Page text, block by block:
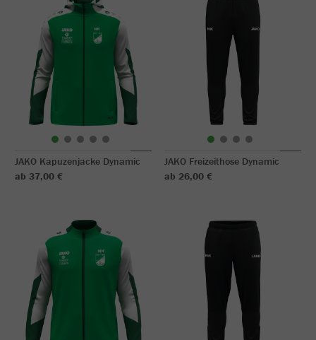
JAKO Kapuzenjacke Dynamic
ab 37,00 €
JAKO Freizeithose Dynamic
ab 26,00 €